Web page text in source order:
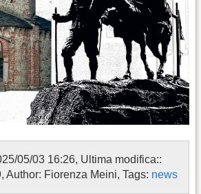
05/03 16:26, Ultima modifica::
Author: Fiorenza Meini, Tags: news